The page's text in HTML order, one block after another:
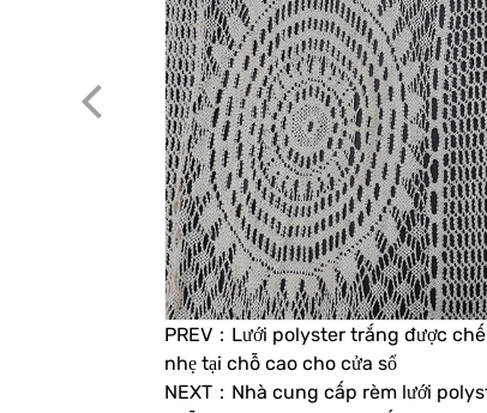
PREV：Lưới polyster trắng được
nhẹ tại chỗ cao cho cửa sổ
NEXT：Nhà cung cấp rèm lưới